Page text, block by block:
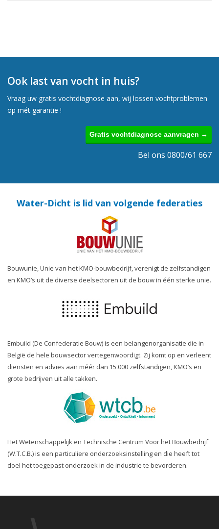
Ook last van vocht in huis?
Vraag uw gratis vochtdiagnose aan, wij lossen vochtproblemen
op mét garantie !
Gratis vochtdiagnose aanvragen →
Bel ons 0800/61 667
Water-Dicht is lid van volgende federaties
Bouwunie, Unie van het KMO-bouwbedrijf, verenigt de zelfstandigen
en KMO’s uit de diverse deelsectoren uit de bouw in één sterke unie.
Embuild (De Confederatie Bouw) is een belangenorganisatie die in
België de hele bouwsector vertegenwoordigt. Zij komt op en verleent
diensten en advies aan méér dan 15.000 zelfstandigen, KMO’s en
grote bedrijven uit alle takken.
Het Wetenschappelijk en Technische Centrum Voor het Bouwbedrijf
(W.T.C.B.) is een particuliere onderzoeksinstelling en die heeft tot
doel het toegepast onderzoek in de industrie te bevorderen.